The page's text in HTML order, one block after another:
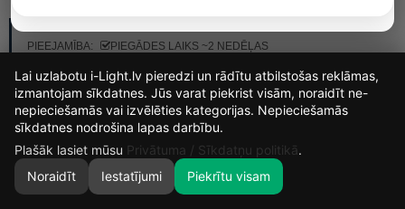
0
PIEEJAMĪBA:
PIEGĀDES LAIKS ~2 NEDĒĻAS
15
DIENAS
17
STUNDAS
55
MIN.
52
Lai uzlabotu i-Light.lv pieredzi un rādītu atbilstošas reklāmas,
izmantojam sīkdatnes. Jūs varat piekrist visām, noraidīt ne-
nepieciešamās vai izvēlēties kategorijas. Nepieciešamās
sīkdatnes nodrošina lapas darbību.
Plašāk lasiet mūsu Privātuma / Sīkdatņu politikā.
Noraidīt
Iestatījumi Piekrītu visam